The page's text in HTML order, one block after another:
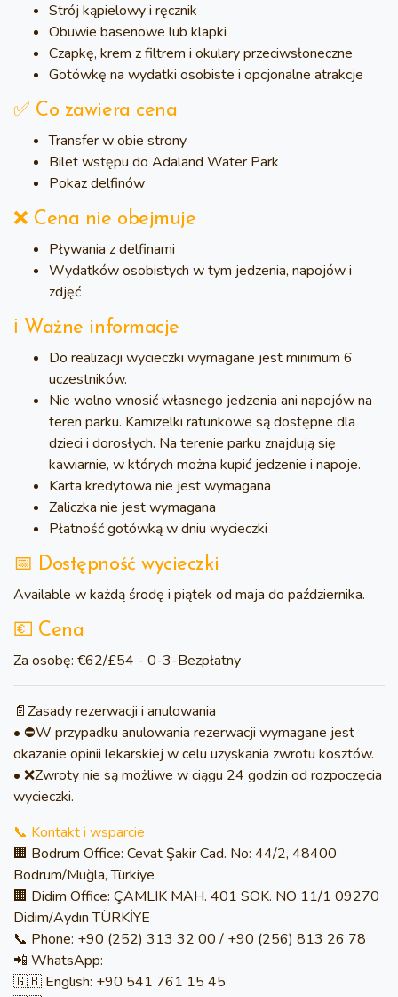
Strój kąpielowy i ręcznik
Obuwie basenowe lub klapki
Czapkę, krem z filtrem i okulary przeciwsłoneczne
Gotówkę na wydatki osobiste i opcjonalne atrakcje
✅ Co zawiera cena
Transfer w obie strony
Bilet wstępu do Adaland Water Park
Pokaz delfinów
❌ Cena nie obejmuje
Pływania z delfinami
Wydatków osobistych w tym jedzenia, napojów i
zdjęć
ℹ️ Ważne informacje
Do realizacji wycieczki wymagane jest minimum 6
uczestników.
Nie wolno wnosić własnego jedzenia ani napojów na
teren parku. Kamizelki ratunkowe są dostępne dla
dzieci i dorosłych. Na terenie parku znajdują się
kawiarnie, w których można kupić jedzenie i napoje.
Karta kredytowa nie jest wymagana
Zaliczka nie jest wymagana
Płatność gotówką w dniu wycieczki
📅 Dostępność wycieczki
Available w każdą środę i piątek od maja do października.
💶 Cena
Za osobę: €62/£54 - 0-3-Bezpłatny
📄Zasady rezerwacji i anulowania
• ⛔W przypadku anulowania rezerwacji wymagane jest
okazanie opinii lekarskiej w celu uzyskania zwrotu kosztów.
• ❌Zwroty nie są możliwe w ciągu 24 godzin od rozpoczęcia
wycieczki.
📞 Kontakt i wsparcie
🏢 Bodrum Office: Cevat Şakir Cad. No: 44/2, 48400
Bodrum/Muğla, Türkiye
🏢 Didim Office: ÇAMLIK MAH. 401 SOK. NO 11/1 09270
Didim/Aydın TÜRKİYE
📞 Phone: +90 (252) 313 32 00 / +90 (256) 813 26 78
📲 WhatsApp:
🇬🇧 English: +90 541 761 15 45